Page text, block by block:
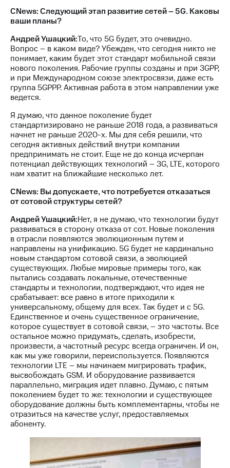
CNews: Следующий этап развитие сетей – 5G. Каковы
ваши планы?
Андрей Ушацкий:То, что 5G будет, это очевидно.
Вопрос – в каком виде? Убежден, что сегодня никто не
понимает, каким будет этот стандарт мобильной связи
нового поколения. Рабочие группы созданы и при 3GPP,
и при Международном союзе электросвязи, даже есть
группа 5GРРP. Активная работа в этом направлении уже
ведется.
Я думаю, что данное поколение будет
стандартизировано не раньше 2018 года, а развиваться
начнет не раньше 2020-х. Мы для себя решили, что
сегодня активных действий внутри компании
предпринимать не стоит. Еще не до конца исчерпан
потенциал действующих технологий – 3G, LTE, которого
нам хватит на ближайшие несколько лет.
CNews: Вы допускаете, что потребуется отказаться
от сотовой структуры сетей?
Андрей Ушацкий:Нет, я не думаю, что технологии будут
развиваться в сторону отказа от сот. Новые поколения
в отрасли появляются эволюционным путем и
направлены на унификацию. 5G будет не кардинально
новым стандартом сотовой связи, а эволюцией
существующих. Любые мировые примеры того, как
пытались создавать локальные, отечественные
стандарты и технологии, подтверждают, что идея не
срабатывает: все равно в итоге приходили к
универсальному, общему для всех. Так будет и c 5G.
Единственное и очень существенное ограничение,
которое существует в сотовой связи, – это частоты. Все
остальное можно придумать, сделать, изобрести,
произвести, а частотный ресурс всегда ограничен. И он,
как мы уже говорили, переиспользуется. Появляются
технологии LTE – мы начинаем мигрировать трафик,
высвобождать GSM. И оборудование развивается
параллельно, миграция идет плавно. Думаю, с пятым
поколением будет то же: технологии и существующее
оборудование должны быть комплементарны, чтобы не
отразиться на качестве услуг, предоставляемых
абоненту.